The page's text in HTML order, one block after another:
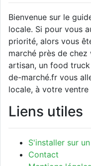
Bienvenue sur le
locale. Si pour vous
priorité, alors vous
marché près de
artisan, un food
de-marché.fr vous
locale, à votre
Liens utiles
S'installer sur
Contact